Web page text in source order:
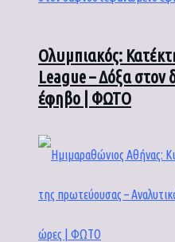
Ολυμπιακός:
League – Δόξα
έφηβο | ΦΩΤΟ